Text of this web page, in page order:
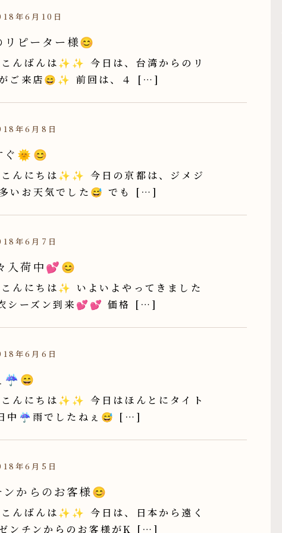
年6月10日
リピーター様😊
んばんは✨✨ 今日は、台湾からのリ
ご来店😄✨ 前回は、４ […]
年6月8日
ぐ🌞😊
んにちは✨✨ 今日の京都は、ジメジ
いお天気でした😅 でも […]
年6月7日
入荷中💕😊
んにちは✨ いよいよやってきました
シーズン到来💕💕 価格 […]
年6月6日
☔️😄
んにちは✨✨ 今日はほんとにタイト
中☔️雨でしたねぇ😅 […]
年6月5日
ンからのお客様😊
んばんは✨✨ 今日は、日本から遠く
ンチンからのお客様がK […]